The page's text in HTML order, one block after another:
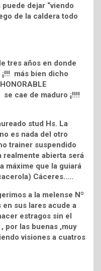
dejar “viendo
de la caldera todo
tres años en donde
más bien dicho
se cae de maduro ¡!!!!
stud Hs. La
es nada del otro
trainer suspendido
realmente abierta será
máxime que la guiará
Cáceres…..
a la melense Nº
en sus lares acude a
estragos sin el
por las buenas ,muy
visiones a cuatros